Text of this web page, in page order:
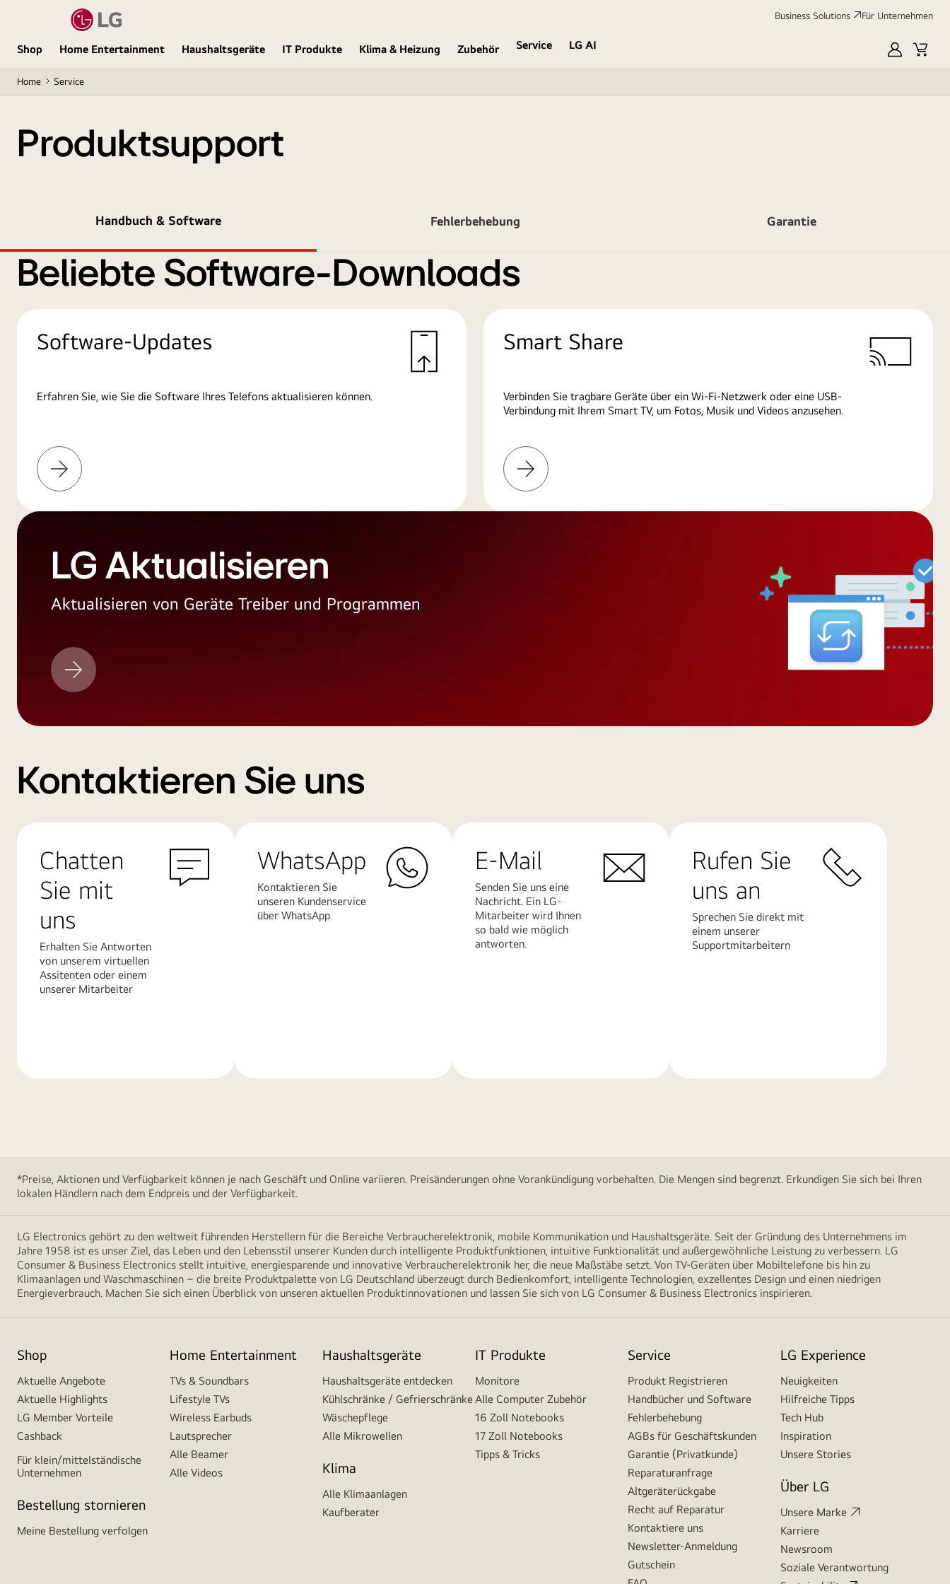
Business Solutions Für Unternehmen
Shop Home Entertainment Haushaltsgeräte IT Produkte Klima & Heizung Zubehör Service
LG AI
MyLGCart
Home Service
Produktsupport
Handbuch & Software Fehlerbehebung Garantie
Beliebte Software-Downloads
Software-Updates
Erfahren Sie, wie Sie die Software Ihres Telefons aktualisieren können.
Weitere
Informationen
Smart Share
Verbinden Sie tragbare Geräte über ein Wi-Fi-Netzwerk oder eine USB-
Verbindung mit Ihrem Smart TV, um Fotos, Musik und Videos anzusehen.
Weitere
Informationen
LG Aktualisieren
Aktualisieren von Geräte Treiber und Programmen
LG
Aktualisieren
Kontaktieren Sie uns
Chatten
Sie mit
uns
Erhalten Sie Antworten
von unserem virtuellen
Assitenten oder einem
unserer Mitarbeiter
WhatsApp
Kontaktieren Sie
unseren Kundenservice
über WhatsApp
E-Mail
Senden Sie uns eine
Nachricht. Ein LG-
Mitarbeiter wird Ihnen
so bald wie möglich
antworten.
Rufen Sie
uns an
Sprechen Sie direkt mit
einem unserer
Supportmitarbeitern
*Preise, Aktionen und Verfügbarkeit können je nach Geschäft und Online variieren. Preisänderungen ohne Vorankündigung vorbehalten. Die Mengen sind begrenzt. Erkundigen Sie sich bei Ihren
lokalen Händlern nach dem Endpreis und der Verfügbarkeit.
LG Electronics gehört zu den weltweit führenden Herstellern für die Bereiche Verbraucherelektronik, mobile Kommunikation und Haushaltsgeräte. Seit der Gründung des Unternehmens im
Jahre 1958 ist es unser Ziel, das Leben und den Lebensstil unserer Kunden durch intelligente Produktfunktionen, intuitive Funktionalität und außergewöhnliche Leistung zu verbessern. LG
Consumer & Business Electronics stellt intuitive, energiesparende und innovative Verbraucherelektronik her, die neue Maßstäbe setzt. Von TV-Geräten über Mobiltelefone bis hin zu
Klimaanlagen und Waschmaschinen – die breite Produktpalette von LG Deutschland überzeugt durch Bedienkomfort, intelligente Technologien, exzellentes Design und einen niedrigen
Energieverbrauch. Machen Sie sich einen Überblick von unseren aktuellen Produktinnovationen und lassen Sie sich von LG Consumer & Business Electronics inspirieren.
Shop
Aktuelle Angebote
Aktuelle Highlights
LG Member Vorteile
Cashback
Für klein/mittelständische
Unternehmen
Bestellung stornieren
Meine Bestellung verfolgen
Home Entertainment
TVs & Soundbars
Lifestyle TVs
Wireless Earbuds
Lautsprecher
Alle Beamer
Alle Videos
Haushaltsgeräte
Haushaltsgeräte entdecken
Kühlschränke / Gefrierschränke
Wäschepflege
Alle Mikrowellen
Klima
Alle Klimaanlagen
Kaufberater
IT Produkte
Monitore
Alle Computer Zubehör
16 Zoll Notebooks
17 Zoll Notebooks
Tipps & Tricks
Service
Produkt Registrieren
Handbücher und Software
Fehlerbehebung
AGBs für Geschäftskunden
Garantie (Privatkunde)
Reparaturanfrage
Altgeräterückgabe
Recht auf Reparatur
Kontaktiere uns
Newsletter-Anmeldung
Gutschein
LG Experience
Neuigkeiten
Hilfreiche Tipps
Tech Hub
Inspiration
Unsere Stories
Über LG
Unsere Marke
Karriere
Newsroom
Soziale Verantwortung